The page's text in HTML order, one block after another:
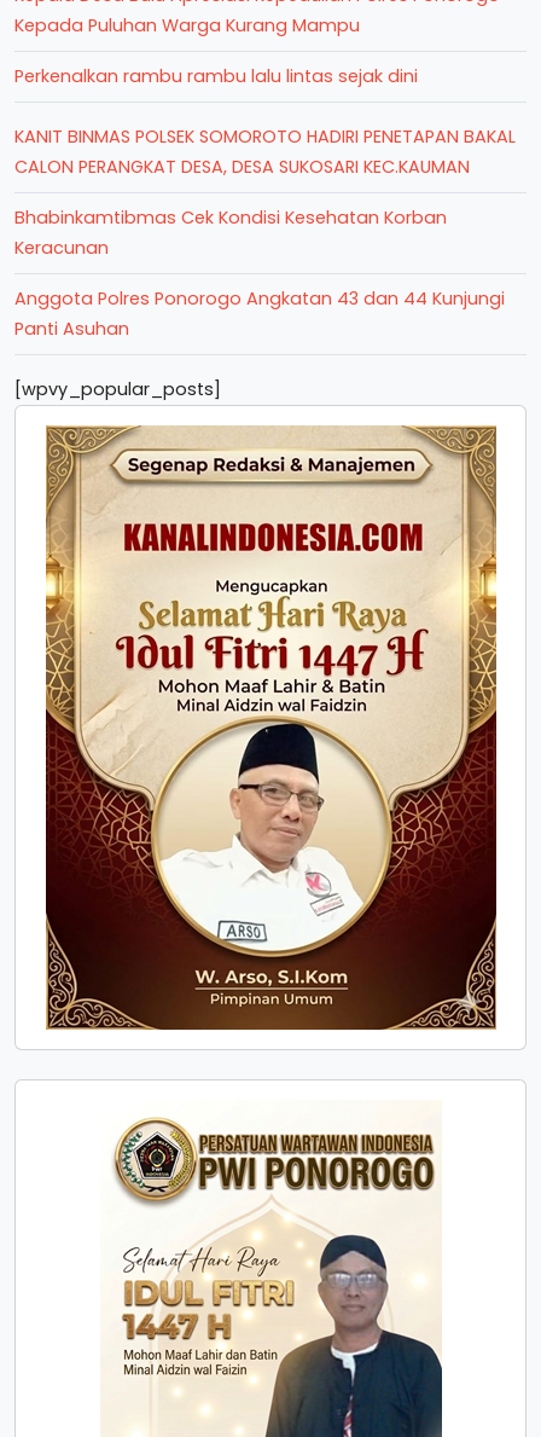
Kepada Puluhan Warga Kurang Mampu
Perkenalkan rambu rambu lalu lintas sejak dini
KANIT BINMAS POLSEK SOMOROTO HADIRI PENETAPAN BAKAL
CALON PERANGKAT DESA, DESA SUKOSARI KEC.KAUMAN
Bhabinkamtibmas Cek Kondisi Kesehatan Korban
Keracunan
Anggota Polres Ponorogo Angkatan 43 dan 44 Kunjungi
Panti Asuhan
[wpvy_popular_posts]